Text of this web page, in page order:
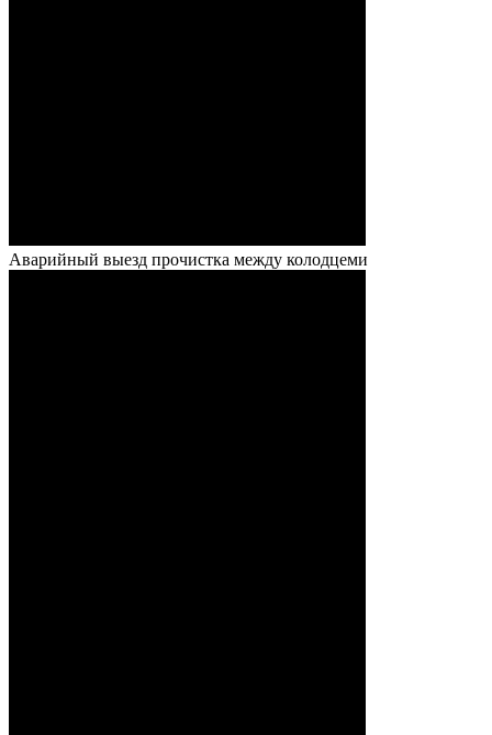
Аварийный выезд прочистка между колодцеми